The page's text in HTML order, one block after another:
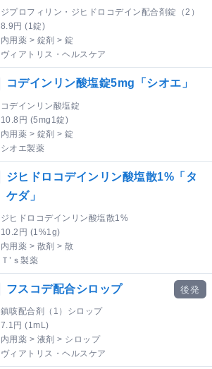
ジプロフィリン・ジヒドロコデイン配合剤錠（2）
8.9円 (1錠)
内用薬 > 錠剤 > 錠
ヴィアトリス・ヘルスケア
コデインリン酸塩錠5mg「シオエ」
コデインリン酸塩錠
10.8円 (5mg1錠)
内用薬 > 錠剤 > 錠
シオエ製薬
ジヒドロコデインリン酸塩散1%「タ
ケダ」
ジヒドロコデインリン酸塩散1%
10.2円 (1%1g)
内用薬 > 散剤 > 散
Ｔ’ｓ製薬
フスコデ配合シロップ
鎮咳配合剤（1）シロップ
7.1円 (1mL)
内用薬 > 液剤 > シロップ
ヴィアトリス・ヘルスケア
後発